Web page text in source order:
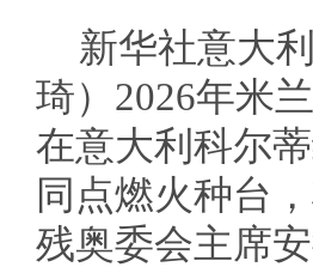
新华社意大
琦）2026年米
在意大利科尔
同点燃火种台
残奥委会主席